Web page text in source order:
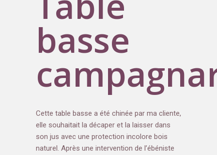
basse
Cette table basse a été chinée par ma cliente,
elle souhaitait la décaper et la laisser dans
son jus avec une protection incolore bois
naturel. Après une intervention de l’ébéniste